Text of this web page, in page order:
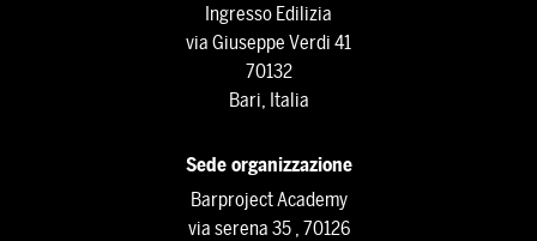
Ingresso Edilizia
via Giuseppe Verdi 41
70132
Bari, Italia
Sede organizzazione
Barproject Academy
via serena 35 , 70126